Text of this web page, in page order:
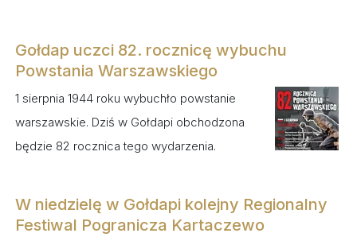
Gołdap uczci 82. rocznicę wybuchu
Powstania Warszawskiego
1 sierpnia 1944 roku wybuchło powstanie
warszawskie. Dziś w Gołdapi obchodzona
będzie 82 rocznica tego wydarzenia.
W niedzielę w Gołdapi kolejny Regionalny
Festiwal Pogranicza Kartaczewo